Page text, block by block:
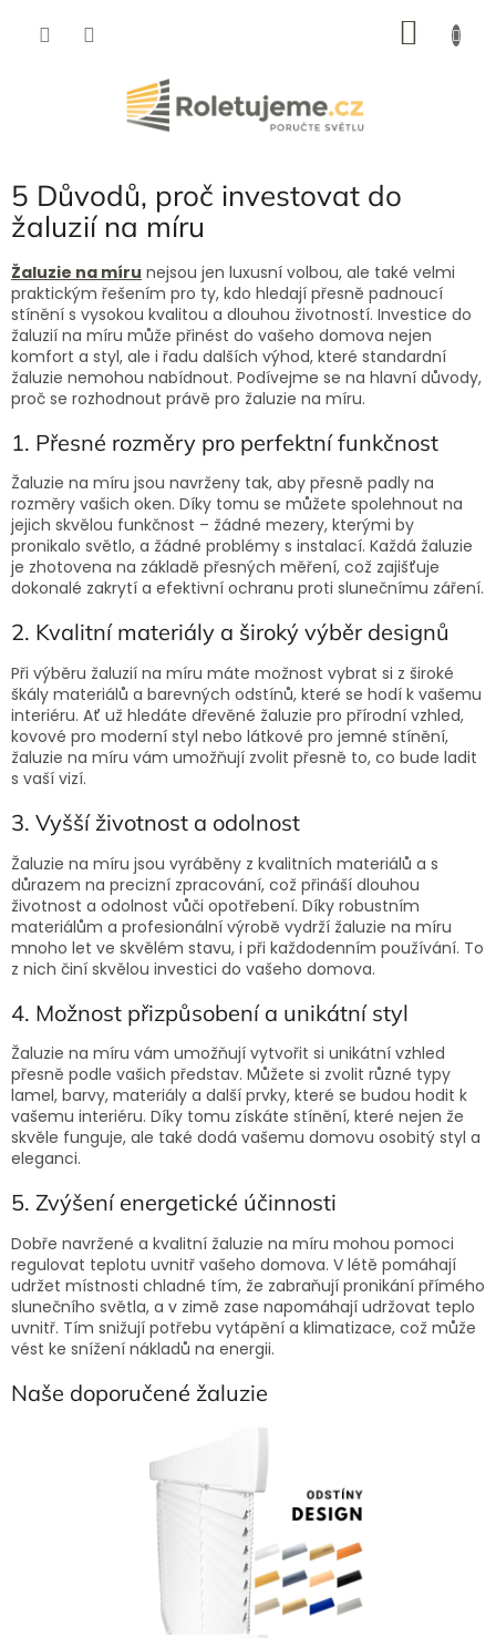
5 Důvodů, proč investovat do
žaluzií na míru
Žaluzie na míru nejsou jen luxusní volbou, ale také velmi
praktickým řešením pro ty, kdo hledají přesně padnoucí
stínění s vysokou kvalitou a dlouhou životností. Investice do
žaluzií na míru může přinést do vašeho domova nejen
komfort a styl, ale i řadu dalších výhod, které standardní
žaluzie nemohou nabídnout. Podívejme se na hlavní důvody,
proč se rozhodnout právě pro žaluzie na míru.
1. Přesné rozměry pro perfektní funkčnost
Žaluzie na míru jsou navrženy tak, aby přesně padly na
rozměry vašich oken. Díky tomu se můžete spolehnout na
jejich skvělou funkčnost – žádné mezery, kterými by
pronikalo světlo, a žádné problémy s instalací. Každá žaluzie
je zhotovena na základě přesných měření, což zajišťuje
dokonalé zakrytí a efektivní ochranu proti slunečnímu záření.
2. Kvalitní materiály a široký výběr designů
Při výběru žaluzií na míru máte možnost vybrat si z široké
škály materiálů a barevných odstínů, které se hodí k vašemu
interiéru. Ať už hledáte dřevěné žaluzie pro přírodní vzhled,
kovové pro moderní styl nebo látkové pro jemné stínění,
žaluzie na míru vám umožňují zvolit přesně to, co bude ladit
s vaší vizí.
3. Vyšší životnost a odolnost
Žaluzie na míru jsou vyráběny z kvalitních materiálů a s
důrazem na precizní zpracování, což přináší dlouhou
životnost a odolnost vůči opotřebení. Díky robustním
materiálům a profesionální výrobě vydrží žaluzie na míru
mnoho let ve skvělém stavu, i při každodenním používání. To
z nich činí skvělou investici do vašeho domova.
4. Možnost přizpůsobení a unikátní styl
Žaluzie na míru vám umožňují vytvořit si unikátní vzhled
přesně podle vašich představ. Můžete si zvolit různé typy
lamel, barvy, materiály a další prvky, které se budou hodit k
vašemu interiéru. Díky tomu získáte stínění, které nejen že
skvěle funguje, ale také dodá vašemu domovu osobitý styl a
eleganci.
5. Zvýšení energetické účinnosti
Dobře navržené a kvalitní žaluzie na míru mohou pomoci
regulovat teplotu uvnitř vašeho domova. V létě pomáhají
udržet místnosti chladné tím, že zabraňují pronikání přímého
slunečního světla, a v zimě zase napomáhají udržovat teplo
uvnitř. Tím snižují potřebu vytápění a klimatizace, což může
vést ke snížení nákladů na energii.
Naše doporučené žaluzie